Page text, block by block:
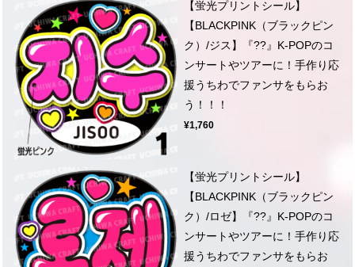
【蛍光プリントシール】
【BLACKPINK（ブラックピン
ク）/ジス】『??』K-POPのコ
ンサートやツアーに！手作り応
援うちわでファンサをもらお
う！！！
¥1,760
【蛍光プリントシール】
【BLACKPINK（ブラックピン
ク）/ロゼ】『??』K-POPのコ
ンサートやツアーに！手作り応
援うちわでファンサをもらお